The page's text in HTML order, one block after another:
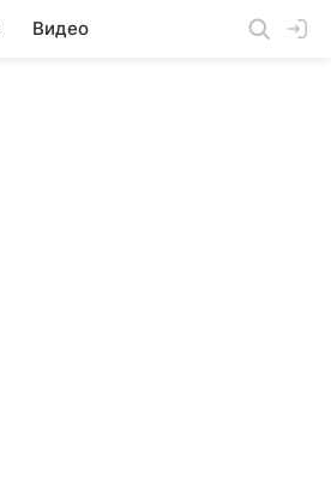
Видео